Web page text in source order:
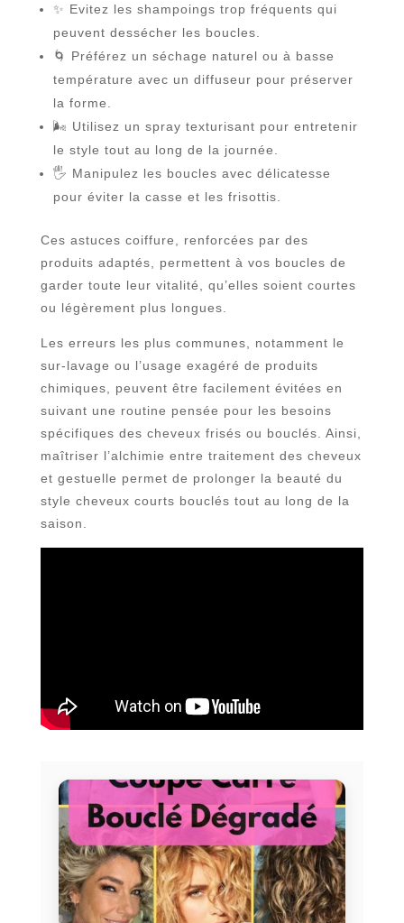
✨ Evitez les shampoings trop fréquents qui
peuvent dessécher les boucles.
🌀 Préférez un séchage naturel ou à basse
température avec un diffuseur pour préserver
la forme.
🌬️ Utilisez un spray texturisant pour entretenir
le style tout au long de la journée.
🖐️ Manipulez les boucles avec délicatesse
pour éviter la casse et les frisottis.
Ces astuces coiffure, renforcées par des
produits adaptés, permettent à vos boucles de
garder toute leur vitalité, qu’elles soient courtes
ou légèrement plus longues.
Les erreurs les plus communes, notamment le
sur-lavage ou l’usage exagéré de produits
chimiques, peuvent être facilement évitées en
suivant une routine pensée pour les besoins
spécifiques des cheveux frisés ou bouclés. Ainsi,
maîtriser l’alchimie entre traitement des cheveux
et gestuelle permet de prolonger la beauté du
style cheveux courts bouclés tout au long de la
saison.